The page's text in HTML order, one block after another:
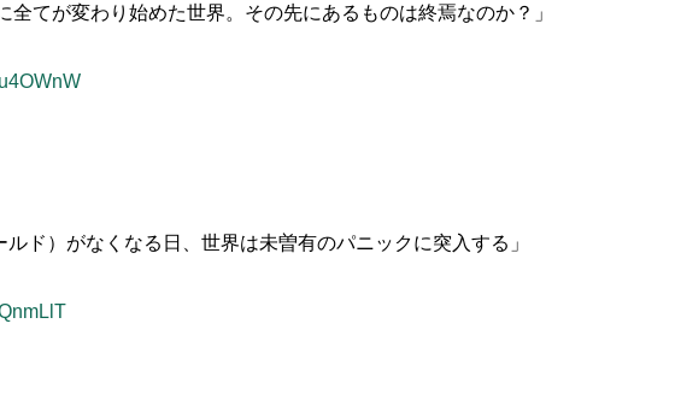
全てが変わり始めた世界。その先にあるものは終焉なのか？」
ルド）がなくなる日、世界は未曽有のパニックに突入する」